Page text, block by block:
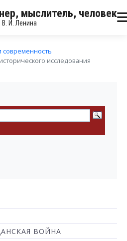
мыслитель, человек
И. Ленина
современность
исследования
ВОЙНА